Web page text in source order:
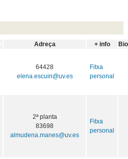
Adreça + info
64428
elena.escuin@uv.es
Fitxa
personal
2ª planta
83698
almudena.manes@uv.es
Fitxa
personal